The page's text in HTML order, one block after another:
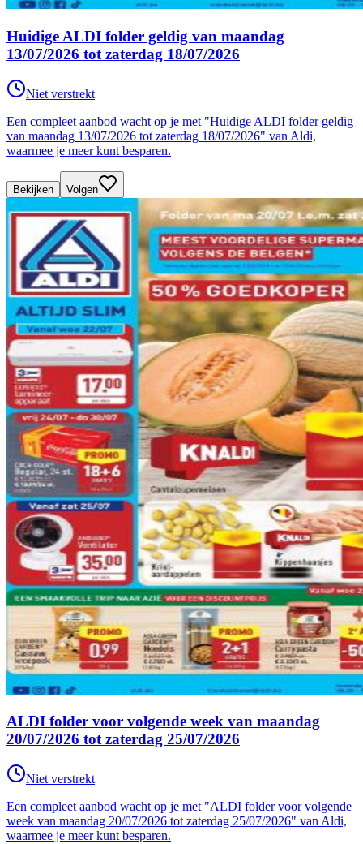
Huidige ALDI folder geldig van maandag
13/07/2026 tot zaterdag 18/07/2026
Niet verstrekt
Een compleet aanbod wacht op je met "Huidige ALDI folder geldig
van maandag 13/07/2026 tot zaterdag 18/07/2026" van Aldi,
waarmee je meer kunt besparen.
Bekijken Volgen
ALDI folder voor volgende week van maandag
20/07/2026 tot zaterdag 25/07/2026
Niet verstrekt
Een compleet aanbod wacht op je met "ALDI folder voor volgende
week van maandag 20/07/2026 tot zaterdag 25/07/2026" van Aldi,
waarmee je meer kunt besparen.